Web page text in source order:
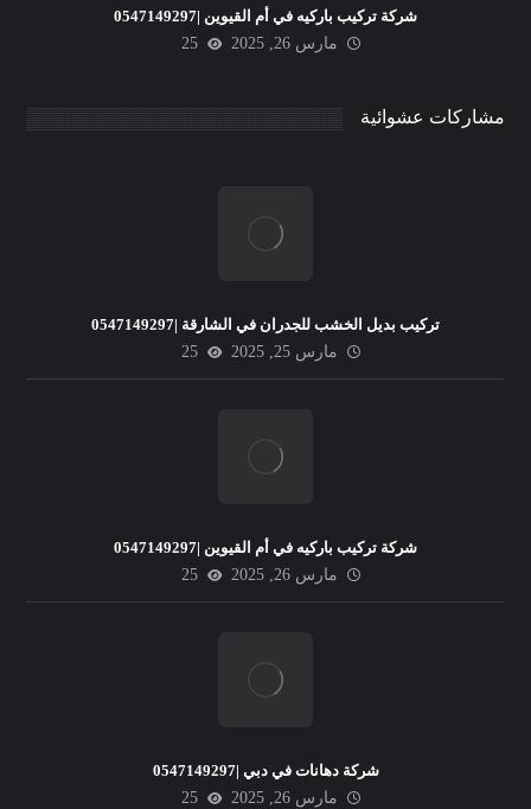
شركة تركيب باركيه في أم القيوين |0547149297
مارس 26, 2025
25
مشاركات عشوائية
تركيب بديل الخشب للجدران في الشارقة |0547149297
مارس 25, 2025
25
شركة تركيب باركيه في أم القيوين |0547149297
مارس 26, 2025
25
شركة دهانات في دبي |0547149297
مارس 26, 2025
25